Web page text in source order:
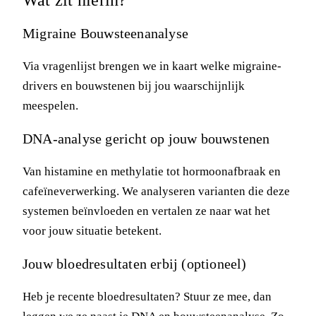
Migraine Bouwsteenanalyse
Via vragenlijst brengen we in kaart welke migraine-
drivers en bouwstenen bij jou waarschijnlijk
meespelen.
DNA-analyse gericht op jouw bouwstenen
Van histamine en methylatie tot hormoonafbraak en
cafeïneverwerking. We analyseren varianten die deze
systemen beïnvloeden en vertalen ze naar wat het
voor jouw situatie betekent.
Jouw bloedresultaten erbij (optioneel)
Heb je recente bloedresultaten? Stuur ze mee, dan